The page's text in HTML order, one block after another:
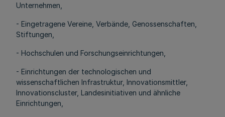
Unternehmen,
- Eingetragene Vereine, Verbände, Genossenschaften,
Stiftungen,
- Hochschulen und Forschungseinrichtungen,
- Einrichtungen der technologischen und
wissenschaftlichen Infrastruktur, Innovationsmittler,
Innovationscluster, Landesinitiativen und ähnliche
Einrichtungen,